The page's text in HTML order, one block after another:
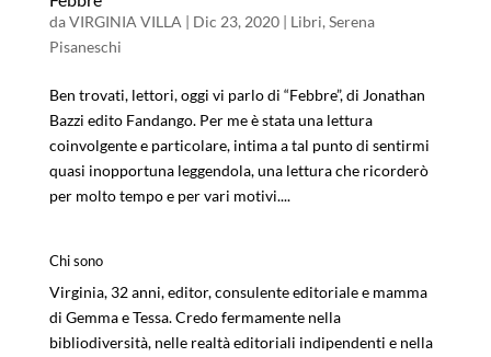
daVIRGINIA VILLA | Dic 23, 2020| Libri, Serena
Pisaneschi
Ben trovati, lettori, oggi vi parlo di “Febbre”, di Jonathan
Bazzi edito Fandango. Per me è stata una lettura
coinvolgente e particolare, intima a tal punto di sentirmi
quasi inopportuna leggendola, una lettura che ricorderò
per molto tempo e per vari motivi....
Chi sono
Virginia, 32 anni, editor, consulente editoriale e mamma
di Gemma e Tessa. Credo fermamente nella
bibliodiversità, nelle realtà editoriali indipendenti e nella